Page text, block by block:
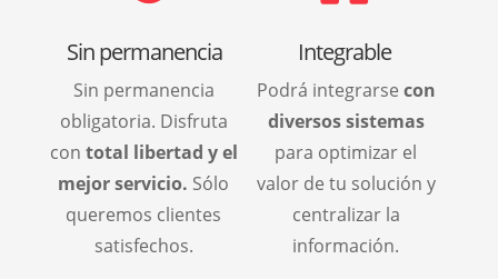
Sin permanencia
Sin permanencia
obligatoria. Disfruta
con total libertad y el
mejor servicio. Sólo
queremos clientes
satisfechos.
Integrable
Podrá integrarse con
diversos sistemas
para optimizar el
valor de tu solución y
centralizar la
información.